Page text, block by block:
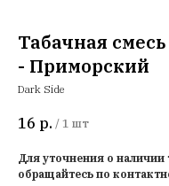
Табачная
- Приморский
Dark Side
16 р. /1 шт
Для уточнения о
обращайтесь по